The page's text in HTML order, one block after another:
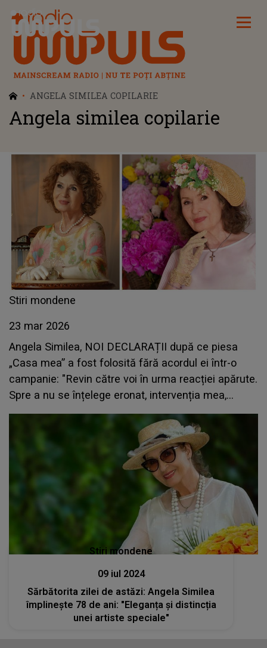
Radio Impuls
ANGELA SIMILEA COPILARIE
Angela similea copilarie
Stiri mondene
23 mar 2026
Angela Similea, NOI DECLARAȚII după ce piesa
„Casa mea” a fost folosită fără acordul ei într-o
campanie: "Revin către voi în urma reacției apărute.
Spre a nu se înțelege eronat, intervenția mea,
firească de..."
Stiri mondene
09 iul 2024
Sărbătorita zilei de astăzi: Angela Similea
împlinește 78 de ani: "Eleganța și distincția
unei artiste speciale"